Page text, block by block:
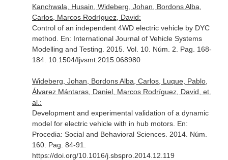
Kanchwala, Husain, Wideberg, Johan, Bordons Alba,
Carlos, Marcos Rodríguez, David:
Control of an independent 4WD electric vehicle by DYC
method. En: International Journal of Vehicle Systems
Modelling and Testing . 2015. Vol. 10. Núm. 2. Pag. 168-
184. 10.1504/Ijvsmt.2015.068980
Wideberg, Johan, Bordons Alba, Carlos, Luque, Pablo,
Álvarez Mántaras, Daniel, Marcos Rodríguez, David, et.
al.:
Development and experimental validation of a dynamic
model for electric vehicle with in hub motors. En:
Procedia: Social and Behavioral Sciences. 2014. Núm.
160. Pag. 84-91.
https://doi.org/10.1016/j.sbspro.2014.12.119